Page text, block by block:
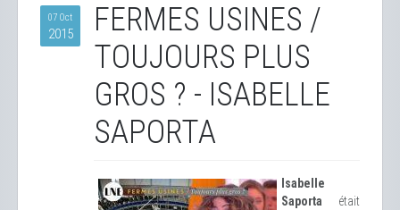
07 Oct
2015
FERMES USINES /
TOUJOURS PLUS
GROS ? - ISABELLE
SAPORTA
Isabelle
Saporta était